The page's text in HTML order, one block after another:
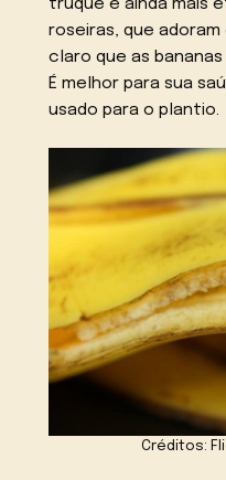
truque é ainda mais
roseiras, que
claro que as
É melhor para sua
usado para o plantio.
Créditos: